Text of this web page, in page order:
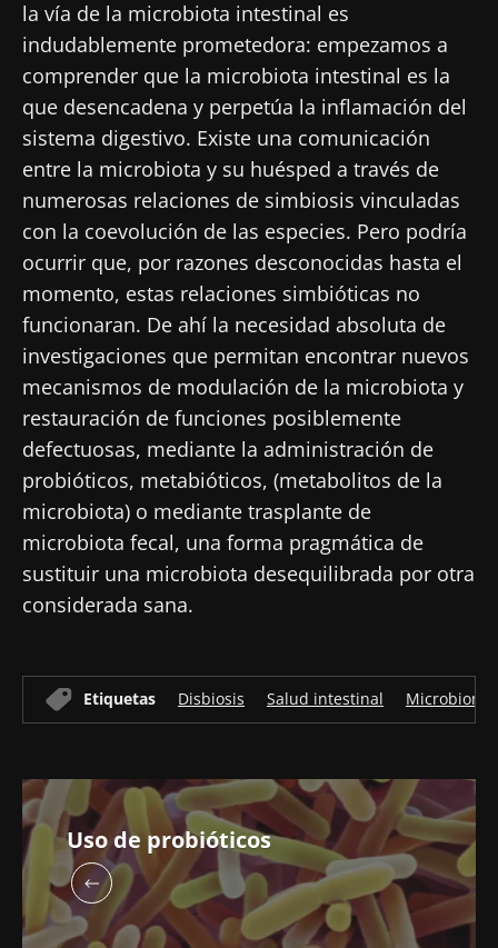
la vía de la microbiota intestinal es
indudablemente prometedora: empezamos a
comprender que la microbiota intestinal es la
que desencadena y perpetúa la inflamación del
sistema digestivo. Existe una comunicación
entre la microbiota y su huésped a través de
numerosas relaciones de simbiosis vinculadas
con la coevolución de las especies. Pero podría
ocurrir que, por razones desconocidas hasta el
momento, estas relaciones simbióticas no
funcionaran. De ahí la necesidad absoluta de
investigaciones que permitan encontrar nuevos
mecanismos de modulación de la microbiota y
restauración de funciones posiblemente
defectuosas, mediante la administración de
probióticos, metabióticos, (metabolitos de la
microbiota) o mediante trasplante de
microbiota fecal, una forma pragmática de
sustituir una microbiota desequilibrada por otra
considerada sana.
Etiquetas Disbiosis Salud intestinal Microbioma
Uso de probióticos
Redirección
Está a punto de ser redirigido y de dejar
nuestro sitio web.
Quedarse en el sitio web del Biocodex Microbiota
Institute
profesionales sanitarios y reciba el
"Microbiota Digest" y el "HCP Magazine" que
le permitirá mantenerse informado sobre la
microbiota.
Me gustaría registrarme para recibir más
noticias de Biocodex
He leído y acepto lascondiciones generales
de uso y la política de protección de datosdel
Biocodex Microbiota Institute
* Campo obligatorio
BMI 20-35
Me gustaría registrarme para recibir más
noticias de Biocodex
He leído y acepto las condiciones generales
de uso y la política de protección de datosdel
Biocodex Microbiota Institute
* Campo obligatorio
BMI 20-35
Descubrir
23/07/2026
de la
reproductiva
Leer el
artículo
16/07/2026
Microbiota
independiente
en el cáncer
colorrectal?
Leer el
artículo
10/07/
fortalece
músculos
Leer el
artículo